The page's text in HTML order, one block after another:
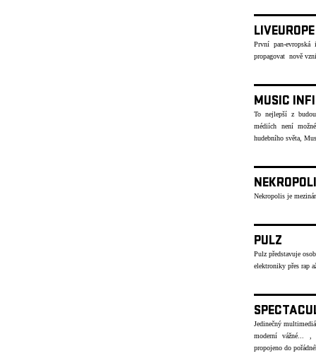
LIVEUROPE
První pan-
propagovat nově
MUSIC
To nejlepší z
médiích není
hudebního světa,
Nekropolis je
PULZ
Pulz představuje
elektroniky přes rap
Jedinečný
moderní vážné... ,
propojeno do